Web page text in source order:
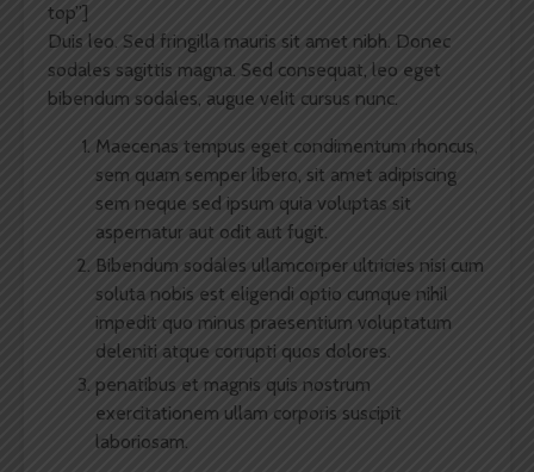
top”]
Duis leo. Sed fringilla mauris sit amet nibh. Donec
sodales sagittis magna. Sed consequat, leo eget
bibendum sodales, augue velit cursus nunc.
Maecenas tempus eget condimentum rhoncus,
sem quam semper libero, sit amet adipiscing
sem neque sed ipsum quia voluptas sit
aspernatur aut odit aut fugit.
Bibendum sodales ullamcorper ultricies nisi cum
soluta nobis est eligendi optio cumque nihil
impedit quo minus praesentium voluptatum
deleniti atque corrupti quos dolores.
penatibus et magnis quis nostrum
exercitationem ullam corporis suscipit
laboriosam.